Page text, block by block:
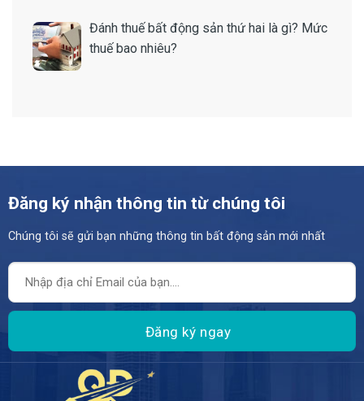
Đánh thuế bất động sản thứ hai là gì? Mức
thuế bao nhiêu?
Đăng ký nhận thông tin từ chúng tôi
Chúng tôi sẽ gửi bạn những thông tin bất động sản mới nhất